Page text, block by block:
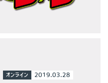
オンライン 2019.03.28